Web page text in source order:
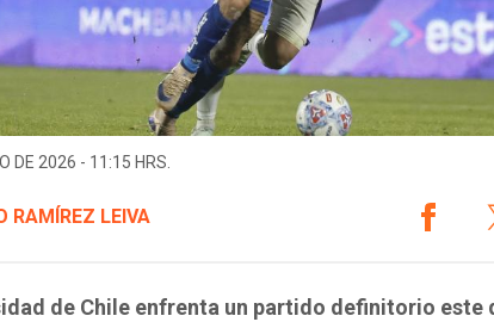
DE 2026 - 11:15 HRS.
RAMÍREZ LEIVA
de Chile enfrenta un partido definitorio este